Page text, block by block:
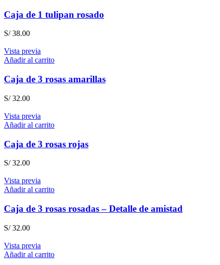
Caja de 1 tulipan rosado
S/38.00
Vista previa
Añadir al carrito
Caja de 3 rosas amarillas
S/32.00
Vista previa
Añadir al carrito
Caja de 3 rosas rojas
S/32.00
Vista previa
Añadir al carrito
Caja de 3 rosas rosadas – Detalle de amistad
S/32.00
Vista previa
Añadir al carrito